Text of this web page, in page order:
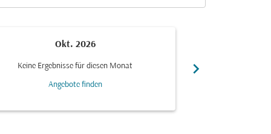
Okt. 2026
Keine Ergebnisse für diesen Monat
Angebote finden
chevron_right